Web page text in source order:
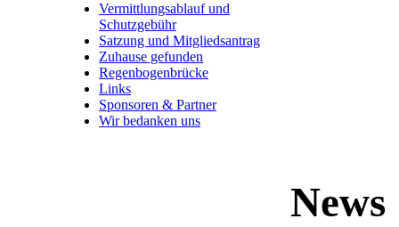
Vermittlungsablauf und
Schutzgebühr
Satzung und Mitgliedsantrag
Zuhause gefunden
Regenbogenbrücke
Links
Sponsoren & Partner
Wir bedanken uns
News